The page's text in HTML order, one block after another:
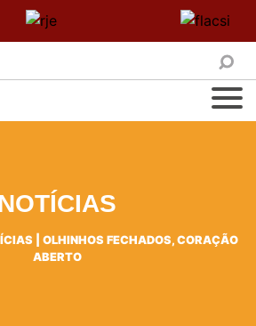
OLHINHOS FECHADOS, CORAÇÃO
ABERTO